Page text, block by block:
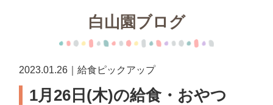
白山園ブログ
2023.01.26｜給食ピックアップ
1月26日(木)の給食・おやつ